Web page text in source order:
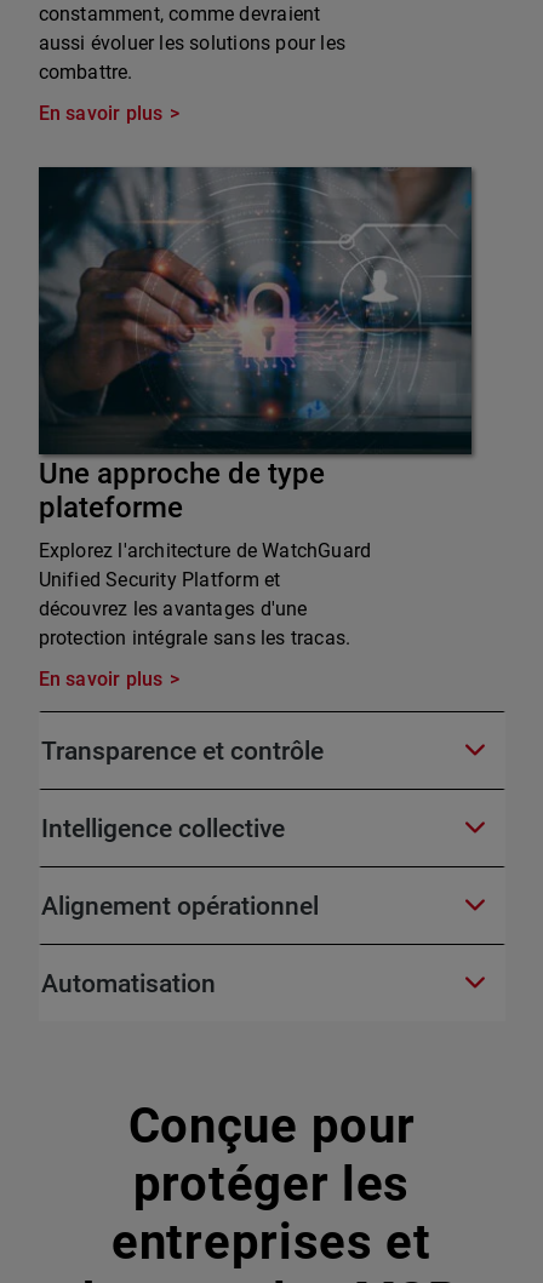
constamment, comme devraient
aussi évoluer les solutions pour les
combattre.
En savoir plus
Une approche de type
plateforme
Explorez l'architecture de WatchGuard
Unified Security Platform et
découvrez les avantages d'une
protection intégrale sans les tracas.
En savoir plus
Transparence et contrôle
Intelligence collective
Alignement opérationnel
Automatisation
Conçue pour
protéger les
entreprises et